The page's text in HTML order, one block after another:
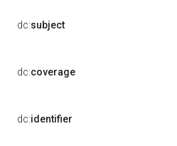
dc:subject
dc:coverage
dc:identifier